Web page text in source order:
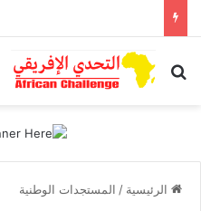
بحث عن
الرئيسية / المستجدات الوطنية